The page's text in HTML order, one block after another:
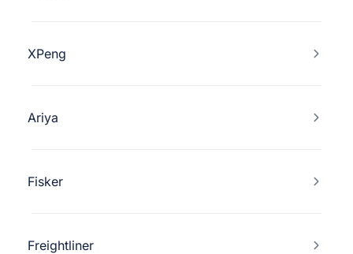
XPeng
Ariya
Fisker
Freightliner